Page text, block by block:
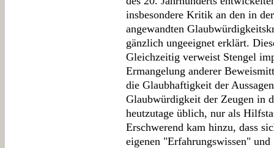
insbesondere Kritik an den in
angewandten
gänzlich ungeeignet erklärt.
Gleichzeitig verweist Stengel
Ermangelung anderer
die Glaubhaftigkeit der
Glaubwürdigkeit der Zeugen in
heutzutage üblich, nur als
Erschwerend kam hinzu, dass
eigenen "Erfahrungswissen"